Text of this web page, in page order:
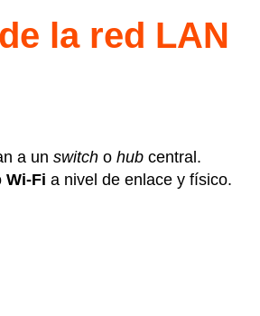
la red LAN
a un switch o hub central.
Wi-Fi a nivel de enlace y físico.